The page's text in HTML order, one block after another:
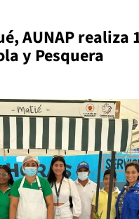
AUNAP realiza
y Pesquera